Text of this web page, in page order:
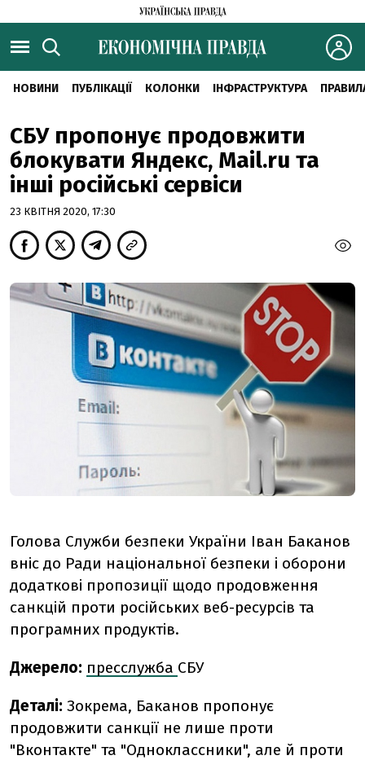
НОВИНИ ПУБЛІКАЦІЇ КОЛОНКИ ІНФРАСТРУКТУРА
СБУ пропонує продовжити
блокувати Яндекс, Mail.ru та
інші російські сервіси
23 КВІТНЯ 2020, 17:30
Голова Служби безпеки України Іван Баканов
вніс до Ради національної безпеки і оборони
додаткові пропозиції щодо продовження
санкцій проти російських веб-ресурсів та
програмних продуктів.
Джерело: пресслужба СБУ
Деталі: Зокрема, Баканов пропонує
продовжити санкції не лише проти
"Вконтакте" та "Одноклассники", але й проти